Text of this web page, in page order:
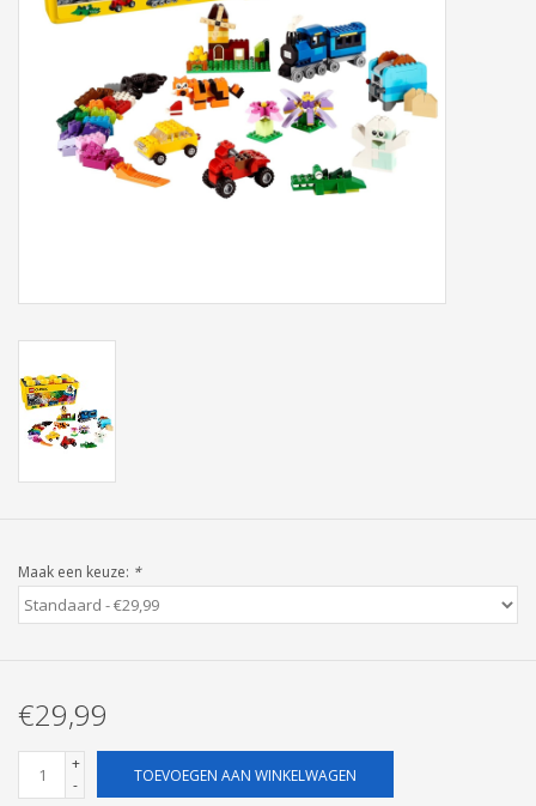
Baby & Peuter
Speelgoed & hobby
Veiligheid
Pasen
Maak een keuze: *
€29,99
+
-
TOEVOEGEN AAN WINKELWAGEN